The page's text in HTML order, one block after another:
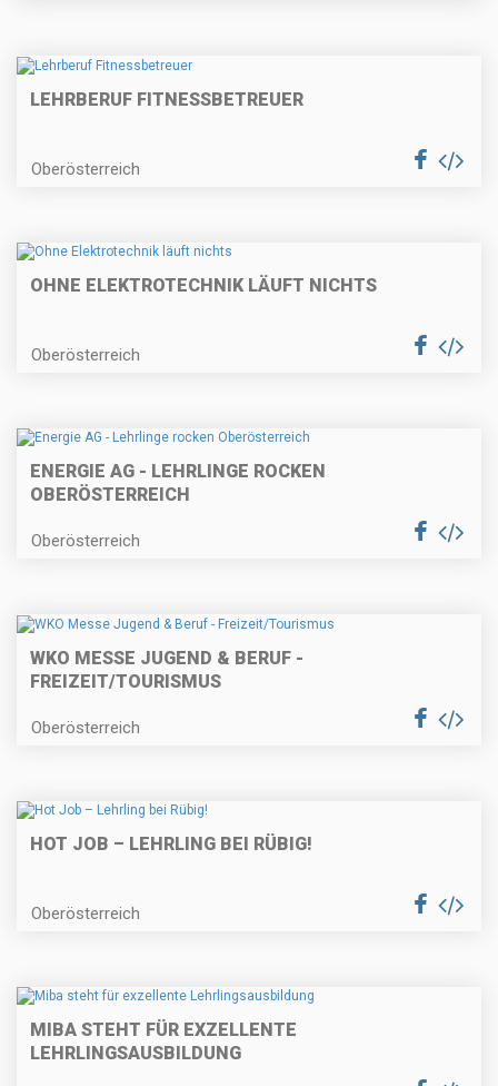
LEHRBERUF FITNESSBETREUER
Oberösterreich
OHNE ELEKTROTECHNIK LÄUFT NICHTS
Oberösterreich
ENERGIE AG - LEHRLINGE ROCKEN
OBERÖSTERREICH
Oberösterreich
WKO MESSE JUGEND & BERUF -
FREIZEIT/TOURISMUS
Oberösterreich
HOT JOB – LEHRLING BEI RÜBIG!
Oberösterreich
MIBA STEHT FÜR EXZELLENTE
LEHRLINGSAUSBILDUNG